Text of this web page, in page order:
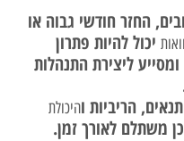
החזר חודשי גבוה או
יכול להיות פתרון
ליצירת התנהלות
הריביות והיכולת
משתלם לאורך זמן.